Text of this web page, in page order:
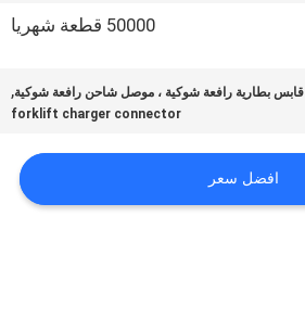
50000 قطعة شهريا
قابس بطارية رافعة شوكية ، موصل شاحن رافعة شوكية,
forklift charger connector
افضل سعر